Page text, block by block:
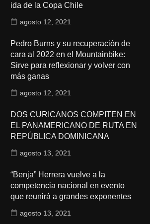
ida de la Copa Chile
agosto 12, 2021
Pedro Burns y su recuperación de
cara al 2022 en el Mountainbike:
Sirve para reflexionar y volver con
más ganas
agosto 12, 2021
DOS CURICANOS COMPITEN EN
EL PANAMERICANO DE RUTA EN
REPÚBLICA DOMINICANA
agosto 13, 2021
“Benja” Herrera vuelve a la
competencia nacional en evento
que reunirá a grandes exponentes
agosto 13, 2021